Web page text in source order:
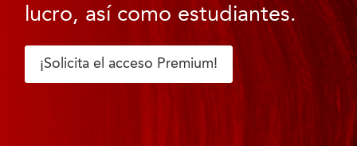
lucro, así como estudiantes.
¡Solicita el acceso Premium!